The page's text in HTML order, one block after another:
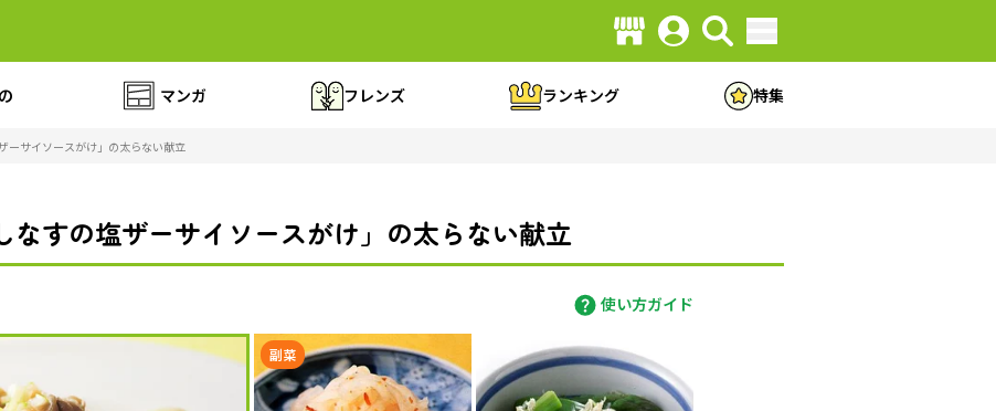
マンガ フレンズ ランキング 特集
ーサイソースがけ」の太らない献立
なすの塩ザーサイソースがけ」の太らない献立
使い方ガイド
副菜